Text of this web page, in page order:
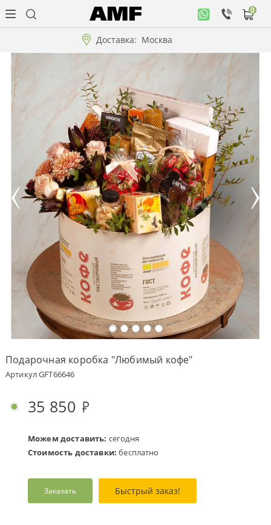
Доставка: Москва
0
кабинет
Музыкальная
коллекция
Цветы
"ВАУ"!!!
Коллекции!!!
Подарки
Оплата
Условия
Бонусная
программа
Корпоративным
клиентам
связь
language
Подарочная коробка "Любимый кофе"
Артикул GFT66646
35 850
Можем доставить: сегодня
Стоимость доставки: бесплатно
Заказать Быстрый заказ!